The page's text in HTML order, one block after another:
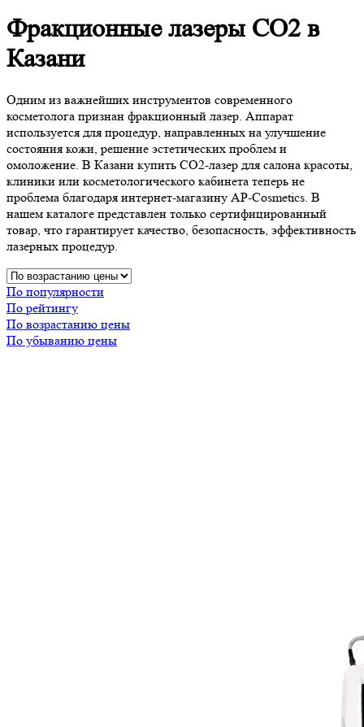
Фракционные лазеры CO2 в
Казани
Одним из важнейших инструментов современного
косметолога признан фракционный лазер. Аппарат
используется для процедур, направленных на улучшение
состояния кожи, решение эстетических проблем и
омоложение. В Казани купить СО2-лазер для салона красоты,
клиники или косметологического кабинета теперь не
проблема благодаря интернет-магазину AP-Cosmetics. В
нашем каталоге представлен только сертифицированный
товар, что гарантирует качество, безопасность, эффективность
лазерных процедур.
По популярности
По рейтингу
По возрастанию цены
По убыванию цены